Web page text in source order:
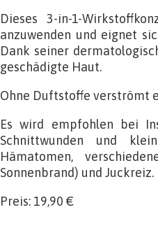
Dieses 3-in-1-
anzuwenden und eignet
Dank seiner
geschädigte Haut.
Ohne Duftstoffe verströmt
Es wird empfohlen bei
Schnittwunden und
Hämatomen,
Sonnenbrand) und Juckreiz.
Preis: 19,90 €